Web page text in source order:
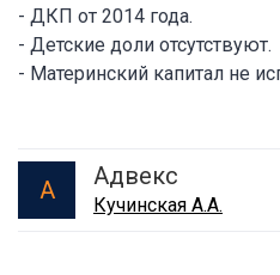
- ДКП от 2014 года.
- Детские доли отсутствуют.
- Материнский капитал не
А Адвекс
Кучинская А.А.